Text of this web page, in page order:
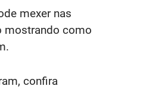
mexer nas
mostrando como
confira